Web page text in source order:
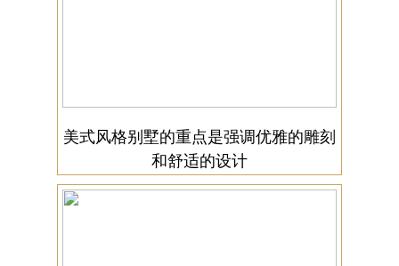
美式风格别墅的重点是强调优雅的雕刻
和舒适的设计